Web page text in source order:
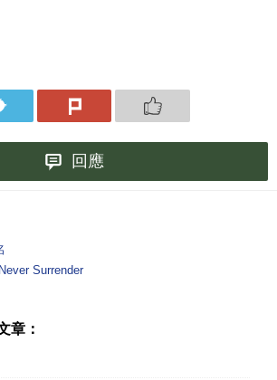
回應
Surrender
章：